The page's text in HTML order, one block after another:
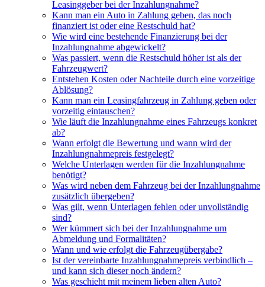
Leasinggeber bei der Inzahlungnahme?
Kann man ein Auto in Zahlung geben, das noch
finanziert ist oder eine Restschuld hat?
Wie wird eine bestehende Finanzierung bei der
Inzahlungnahme abgewickelt?
Was passiert, wenn die Restschuld höher ist als der
Fahrzeugwert?
Entstehen Kosten oder Nachteile durch eine vorzeitige
Ablösung?
Kann man ein Leasingfahrzeug in Zahlung geben oder
vorzeitig eintauschen?
Wie läuft die Inzahlungnahme eines Fahrzeugs konkret
ab?
Wann erfolgt die Bewertung und wann wird der
Inzahlungnahmepreis festgelegt?
Welche Unterlagen werden für die Inzahlungnahme
benötigt?
Was wird neben dem Fahrzeug bei der Inzahlungnahme
zusätzlich übergeben?
Was gilt, wenn Unterlagen fehlen oder unvollständig
sind?
Wer kümmert sich bei der Inzahlungnahme um
Abmeldung und Formalitäten?
Wann und wie erfolgt die Fahrzeugübergabe?
Ist der vereinbarte Inzahlungnahmepreis verbindlich –
und kann sich dieser noch ändern?
Was geschieht mit meinem lieben alten Auto?